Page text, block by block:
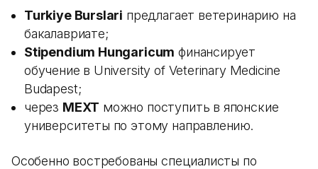
Turkiye Burslari предлагает ветеринарию на
бакалавриате;
Stipendium Hungaricum финансирует
обучение в University of Veterinary Medicine
Budapest;
через MEXT можно поступить в японские
университеты по этому направлению.
Особенно востребованы специалисты по